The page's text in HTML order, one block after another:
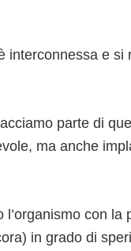
interconnessa e si
parte di
ma anche
con la
in grado di